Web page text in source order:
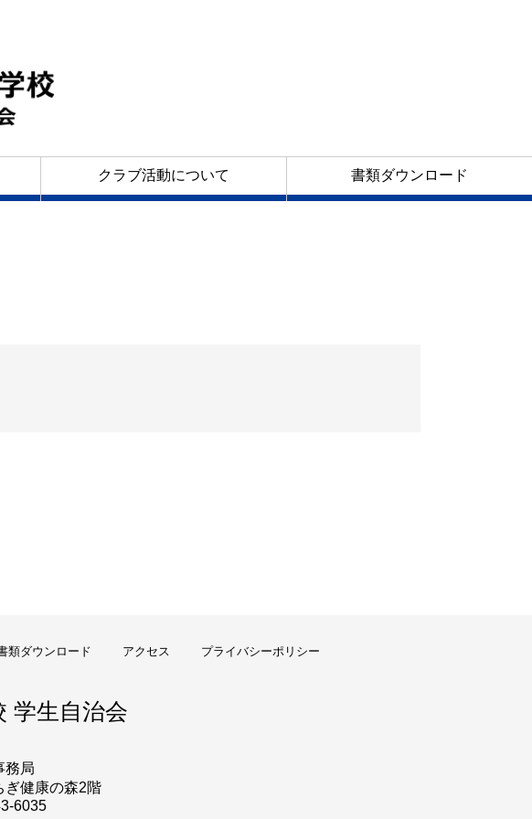
クラブ活動について 書類ダウンロード
類ダウンロード アクセス プライバシーポリシー
学生自治会
務局
ぎ健康の森2階
6035